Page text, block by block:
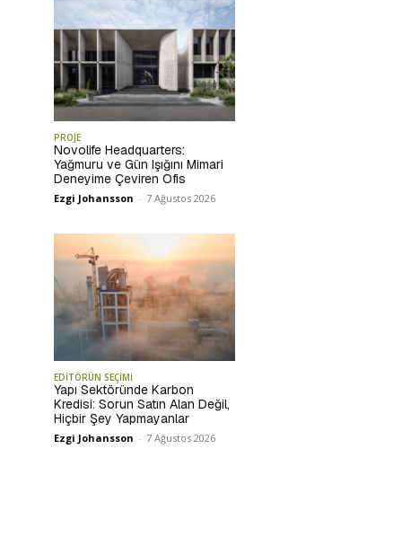
PROJE
Novolife Headquarters:
Yağmuru ve Gün Işığını Mimari
Deneyime Çeviren Ofis
Ezgi Johansson - 7 Ağustos 2026
EDİTÖRÜN SEÇİMİ
Yapı Sektöründe Karbon
Kredisi: Sorun Satın Alan Değil,
Hiçbir Şey Yapmayanlar
Ezgi Johansson - 7 Ağustos 2026